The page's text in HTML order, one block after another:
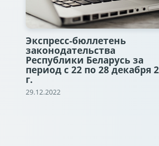
Экспресс-бюллетень
законодательства
Республики Беларусь за
период с 22 по 28 декабря
г.
29.12.2022